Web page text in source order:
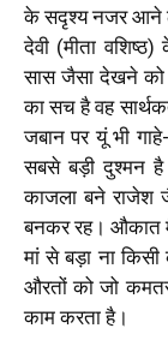
के सदृश्य नजर आने
देवी (मीता
सास जैसा देखने को
का सच है वह
जबान पर यूं भी
सबसे बड़ी दुश्मन
काजला बने राजेश
बनकर रह। औकात
मां से बड़ा ना
औरतों को जो
काम करता है।